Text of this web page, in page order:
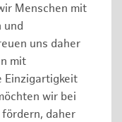
Menschen mit
und
uns daher
mit
Einzigartigkeit
wir bei
daher